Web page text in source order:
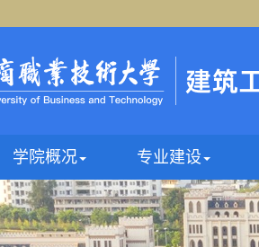
学院概况 专业建设